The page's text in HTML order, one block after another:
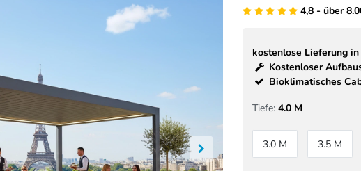
4,8 - über
kostenlose Lieferung in
Kostenloser
Bioklimatisches
Tiefe: 4.0 M
3.0 M 3.5 M